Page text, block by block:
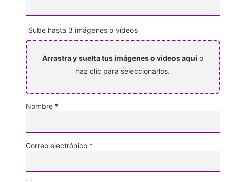
Sube hasta 3 imágenes o vídeos
Arrastra y suelta tus imágenes o videos aquí o
haz clic para seleccionarlos.
Nombre *
Correo electrónico *